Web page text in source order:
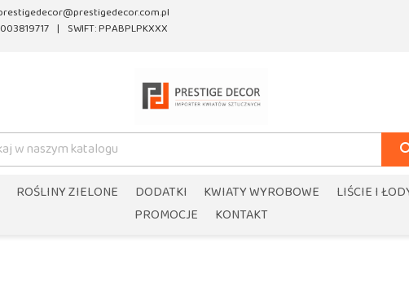
SWIFT: PPABPLPKXXX
ROŚLINY ZIELONE DODATKI KWIATY WYROBOWE LIŚCIE I
PROMOCJE
KONTAKT